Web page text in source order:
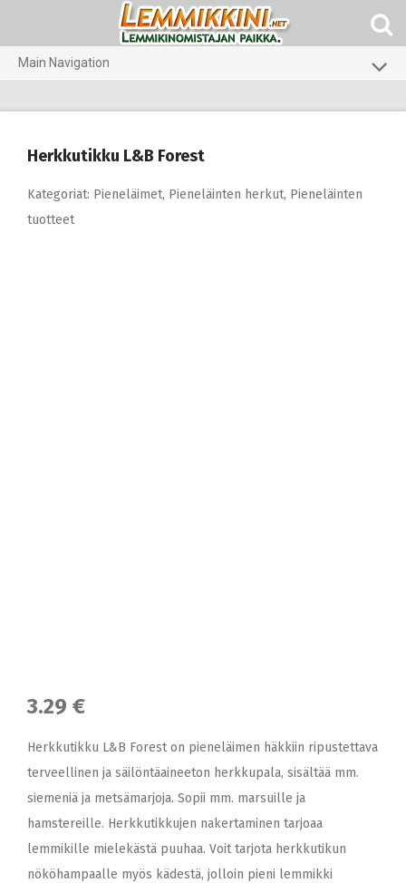
Main Navigation
Eläinlääkäriruoat
Koti ja piha
Herkkutikku L&B Forest
Kategoriat: Pieneläimet, Pieneläinten herkut, Pieneläinten
tuotteet
3.29 €
Herkkutikku L&B Forest on pieneläimen häkkiin ripustettava
terveellinen ja säilöntäaineeton herkkupala, sisältää mm.
siemeniä ja metsämarjoja. Sopii mm. marsuille ja
hamstereille. Herkkutikkujen nakertaminen tarjoaa
lemmikille mielekästä puuhaa. Voit tarjota herkkutikun
nököhampaalle myös kädestä, jolloin pieni lemmikki